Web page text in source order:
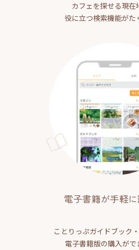
カフェを探せる現在
役に立つ検索機能がた
電子書籍が手軽に
ことりっぷガイドブック
電子書籍版の購入がで